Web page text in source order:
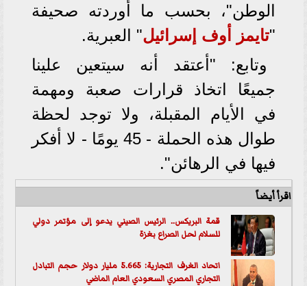
الوطن"، بحسب ما أوردته صحيفة
"تايمز أوف إسرائيل" العبرية.
وتابع: "أعتقد أنه سيتعين علينا
جميعًا اتخاذ قرارات صعبة ومهمة
في الأيام المقبلة، ولا توجد لحظة
طوال هذه الحملة - 45 يومًا - لا أفكر
فيها في الرهائن".
اقرأ أيضاً
قمة البريكس.. الرئيس الصيني يدعو إلى مؤتمر دولي
للسلام لحل الصراع بغزة
اتحاد الغرف التجارية: 5.665 مليار دولار حجم التبادل
التجاري المصري السعودي العام الماضي